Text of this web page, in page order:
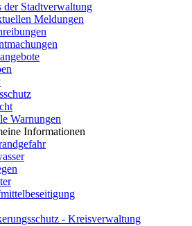
der Stadtverwaltung
Meldungen
Warnungen
Informationen
- Kreisverwaltung